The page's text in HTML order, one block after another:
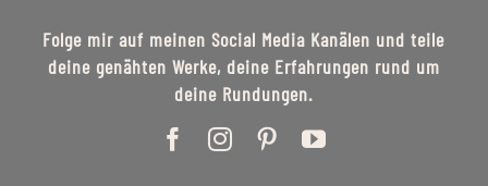
Folge mir auf meinen Social Media Kanälen und teile
deine genähten Werke, deine Erfahrungen rund um
deine Rundungen.